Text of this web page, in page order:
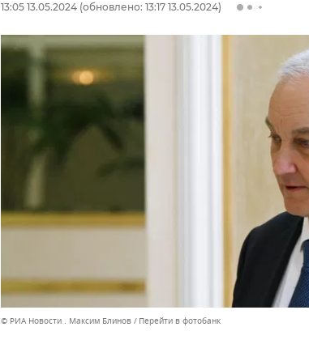
13:05 13.05.2024 (обновлено: 13:17 13.05.2024)
© РИА Новости . Максим Блинов Перейти в фотобанк